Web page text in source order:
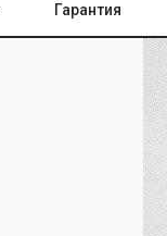
Гарантия